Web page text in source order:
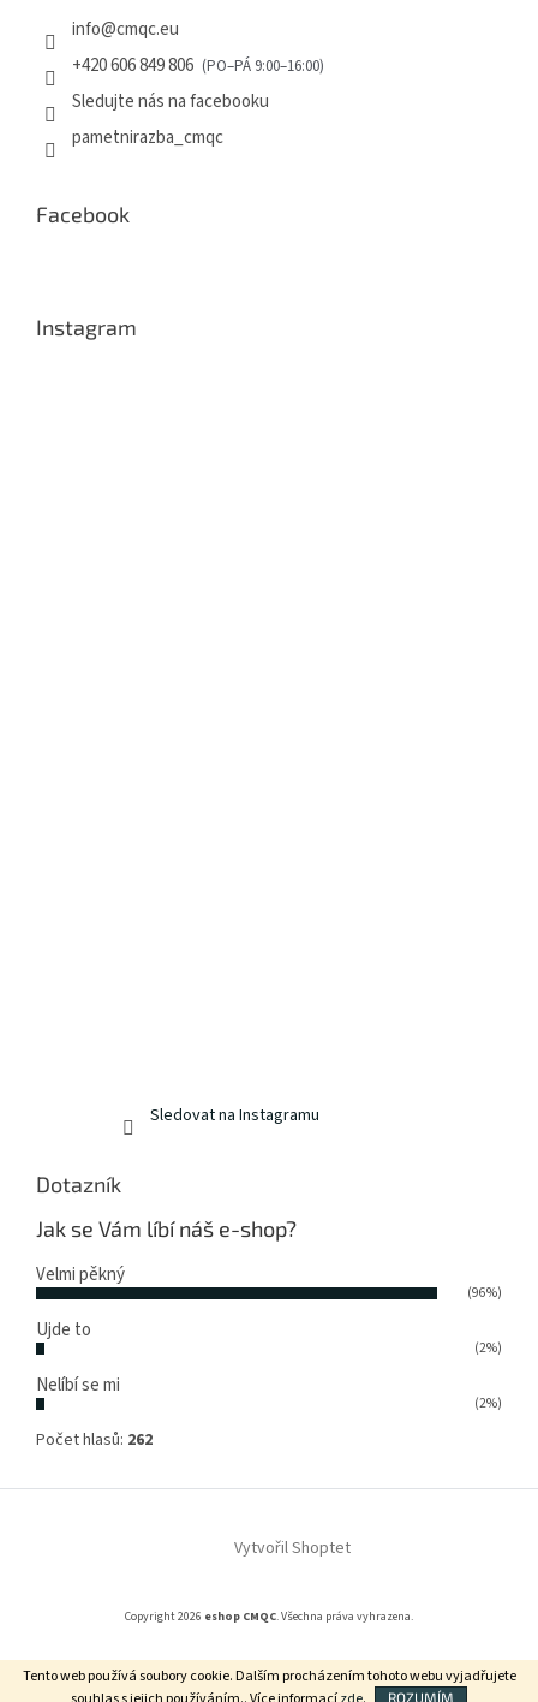
Tento web používá soubory cookie. Dalším procházením tohoto webu vyjadřujete
ROZUMÍM
info@cmqc.eu
+420 606 849 806
Sledujte nás na facebooku
pametnirazba_cmqc
Facebook
Instagram
Sledovat na Instagramu
Dotazník
Jak se Vám líbí náš e-shop?
Velmi pěkný
(96%)
Ujde to
(2%)
Nelíbí se mi
(2%)
Počet hlasů: 262
Vytvořil Shoptet
Copyright 2026 eshop CMQC. Všechna práva vyhrazena.
Grafický návrh vytvořil a na Shoptet implementovalTomáš Hlad&